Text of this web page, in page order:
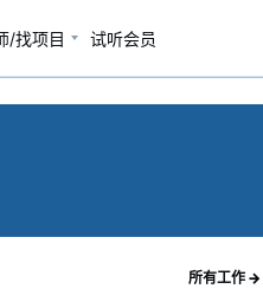
/找项目 试听会员
所有工作 →